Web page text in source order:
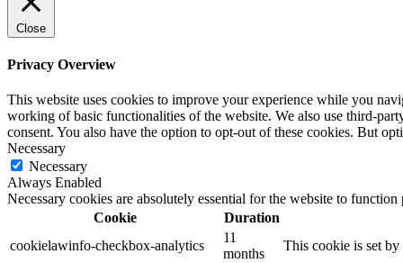
Close
Privacy Overview
This website uses cookies to improve your experience while you
working of basic functionalities of the website. We also use third-
consent. You also have the option to opt-out of these cookies. But
Necessary
Necessary
Always Enabled
Necessary cookies are absolutely essential for the website to
Cookie
Duration
cookielawinfo-checkbox-analytics
11
months
This cookie is set